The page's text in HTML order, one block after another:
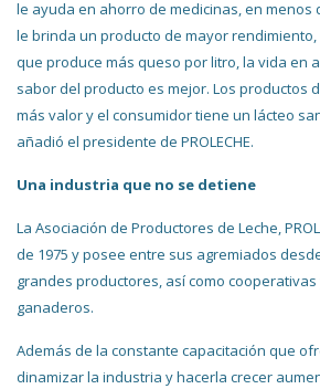
le ayuda en ahorro de medicinas, en menos
le brinda un producto de mayor
que produce más queso por litro, la vida en
sabor del producto es mejor. Los productos
más valor y el consumidor tiene un lácteo
añadió el presidente de PROLECHE.
Una industria que no se detiene
La Asociación de Productores de Leche,
de 1975 y posee entre sus agremiados
grandes productores, así como
ganaderos.
Además de la constante capacitación que
dinamizar la industria y hacerla crecer